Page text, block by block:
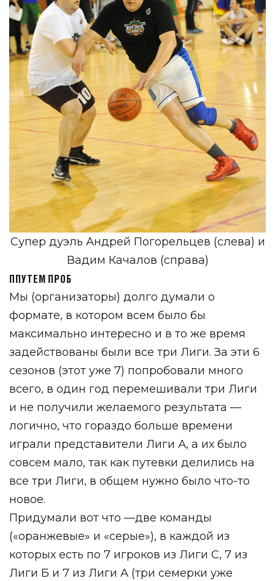
Супер дуэль Андрей Погорельцев (слева) и
Вадим Качалов (справа)
ППУТЕМ ПРОБ
Мы (организаторы) долго думали о
формате, в котором всем было бы
максимально интересно и в то же время
задействованы были все три Лиги. За эти 6
сезонов (этот уже 7) попробовали много
всего, в один год перемешивали три Лиги
и не получили желаемого результата —
логично, что гораздо больше времени
играли представители Лиги А, а их было
совсем мало, так как путевки делились на
все три Лиги, в общем нужно было что-то
новое.
Придумали вот что —две команды
(«оранжевые» и «серые»), в каждой из
которых есть по 7 игроков из Лиги С, 7 из
Лиги Б и 7 из Лиги А (три семерки уже